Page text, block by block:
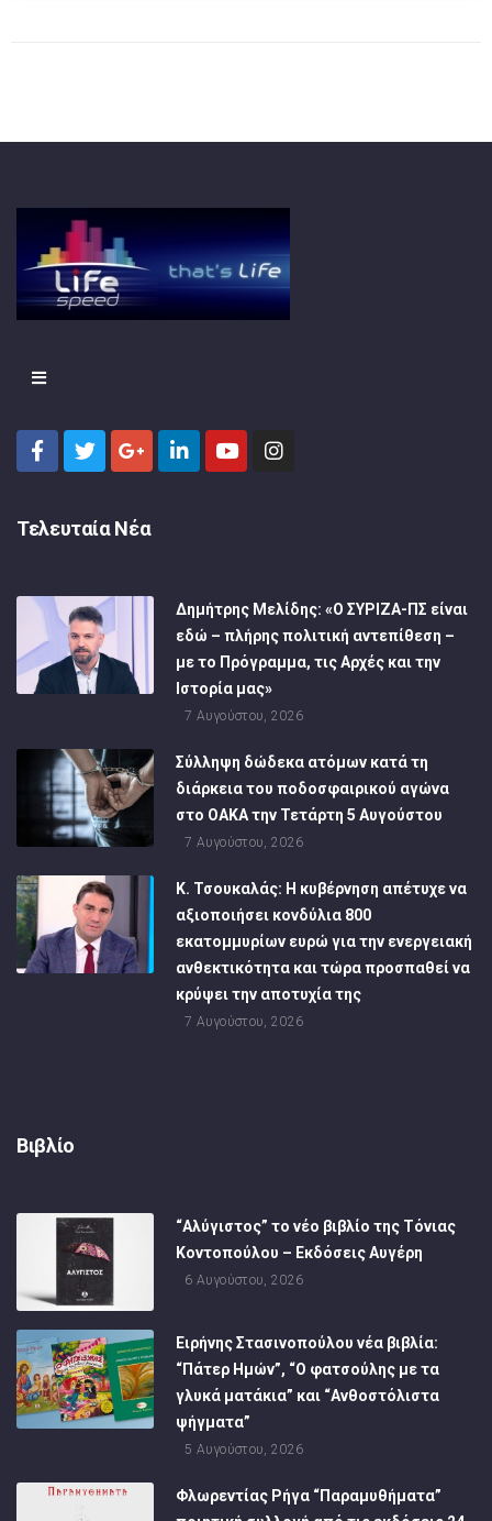
Τελευταία Νέα
Δημήτρης Μελίδης: «Ο ΣΥΡΙΖΑ-ΠΣ είναι
εδώ – πλήρης πολιτική αντεπίθεση –
με το Πρόγραμμα, τις Αρχές και την
Ιστορία μας»
7 Αυγούστου, 2026
Σύλληψη δώδεκα ατόμων κατά τη
διάρκεια του ποδοσφαιρικού αγώνα
στο ΟΑΚΑ την Τετάρτη 5 Αυγούστου
7 Αυγούστου, 2026
Κ. Τσουκαλάς: Η κυβέρνηση απέτυχε να
αξιοποιήσει κονδύλια 800
εκατομμυρίων ευρώ για την ενεργειακή
ανθεκτικότητα και τώρα προσπαθεί να
κρύψει την αποτυχία της
7 Αυγούστου, 2026
Βιβλίο
“Αλύγιστος” το νέο βιβλίο της Τόνιας
Κοντοπούλου – Εκδόσεις Αυγέρη
6 Αυγούστου, 2026
Ειρήνης Στασινοπούλου νέα βιβλία:
“Πάτερ Ημών”, “Ο φατσούλης με τα
γλυκά ματάκια” και “Ανθοστόλιστα
ψήγματα”
5 Αυγούστου, 2026
Φλωρεντίας Ρήγα “Παραμυθήματα”